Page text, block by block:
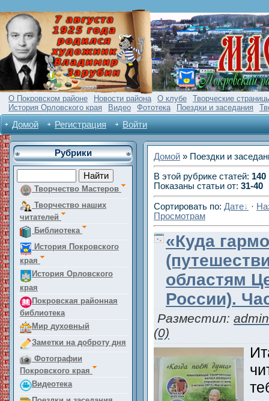
О Покровском районе Новости района О клубе
Творческие
История Орловского края
Видео Фототека Поездки и заседания
Домой Регистрация Войти
Рубрики
Творчество Мастеров
Творчество наших
читателей
Библиотека
История Покровского
края
История Орловского
края
Покровская районная
библиотека
Мир духовный
Заметки на доброту дня
Фотографии
Покровского края
Видеотека
Домой » Поездки и
В этой рубрике статей: 140
Показаны статьи от: 31-40
Сортировать по: Дате ·
Просмотрам
«Куда
областям
России).
Разместил: admin
(0)